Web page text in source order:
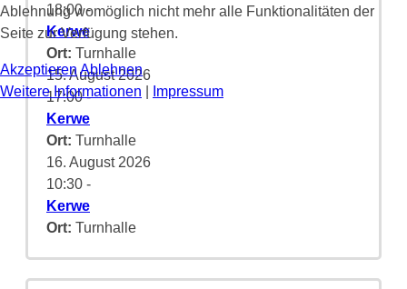
18:00-
Kerwe
Ort: Turnhalle
15. August 2026
17:00-
Kerwe
Ort: Turnhalle
16. August 2026
10:30 -
Kerwe
Ort: Turnhalle
Ablehnung womöglich nicht mehr alle Funktionalitäten der
Seite zur Verfügung stehen.
Akzeptieren Ablehnen
Weitere Informationen
Impressum